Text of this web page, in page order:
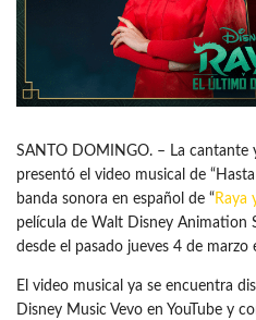
SANTO DOMINGO. – La cantante
presentó el video musical de
banda sonora en español de “ Raya
película de Walt Disney Animation
desde el pasado jueves 4 de
El video musical ya se encuentra
Disney Music Vevo en YouTube y